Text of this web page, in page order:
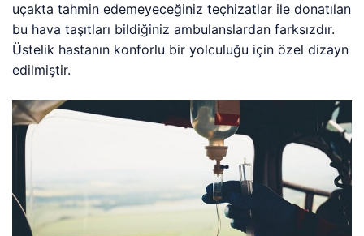
uçakta tahmin edemeyeceğiniz teçhizatlar ile donatılan
bu hava taşıtları bildiğiniz ambulanslardan farksızdır.
Üstelik hastanın konforlu bir yolculuğu için özel dizayn
edilmiştir.